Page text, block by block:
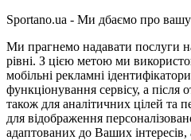
Sportano.ua - Ми дбаємо про вашу
Ми прагнемо надавати послуги
рівні. З цією метою ми
мобільні рекламні
функціонування сервісу, а після
також для аналітичних цілей та
для відображення
адаптованих до Ваших